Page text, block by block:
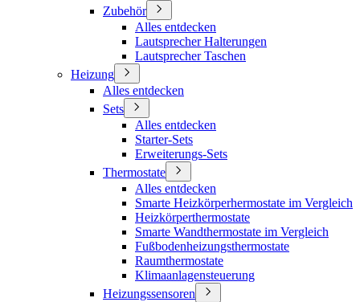
Zubehör
Alles entdecken
Lautsprecher Halterungen
Lautsprecher Taschen
Heizung
Alles entdecken
Sets
Alles entdecken
Starter-Sets
Erweiterungs-Sets
Thermostate
Alles entdecken
Smarte Heizkörperhermostate im Vergleich
Heizkörperthermostate
Smarte Wandthermostate im Vergleich
Fußbodenheizungsthermostate
Raumthermostate
Klimaanlagensteuerung
Heizungssensoren